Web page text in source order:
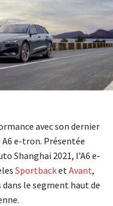
avec son dernier
e-tron. Présentée
Shanghai 2021, l’A6 e-
Sportbacket Avant,
le segment haut de